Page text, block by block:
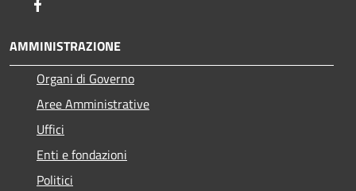
AMMINISTRAZIONE
Organi di Governo
Aree Amministrative
Uffici
Enti e fondazioni
Politici